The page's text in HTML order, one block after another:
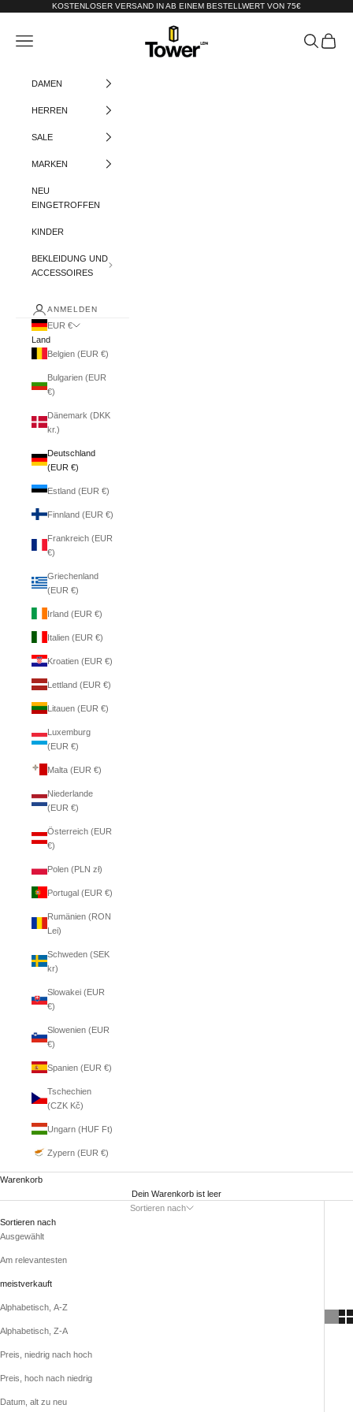
Zum Inhalt springenKOSTENLOSER VERSAND IN AB EINEM BESTELLWERT VON 75€
Tower-London.De
Menü Suchen
DAMEN
HERREN
SALE
MARKEN
NEU
EINGETROFFEN
KINDER
BEKLEIDUNG UND
ACCESSOIRES
ANMELDEN
EUR €
Land
Belgien (EUR €)
Bulgarien (EUR
€)
Dänemark (DKK
kr.)
Deutschland
(EUR €)
Estland (EUR €)
Finnland (EUR €)
Frankreich (EUR
€)
Griechenland
(EUR €)
Irland (EUR €)
Italien (EUR €)
Kroatien (EUR €)
Lettland (EUR €)
Litauen (EUR €)
Luxemburg
(EUR €)
Malta (EUR €)
Niederlande
(EUR €)
Österreich (EUR
€)
Polen (PLN zł)
Portugal (EUR €)
Rumänien (RON
Lei)
Schweden (SEK
kr)
Slowakei (EUR
€)
Slowenien (EUR
€)
Spanien (EUR €)
Tschechien
(CZK Kč)
Ungarn (HUF Ft)
Zypern (EUR €)
Warenkorb
Dein Warenkorb ist leer
Sortieren nach
Sortieren nach
Ausgewählt
Am relevantesten
meistverkauft
Alphabetisch, A-Z
Alphabetisch, Z-A
Preis, niedrig nach hoch
Preis, hoch nach niedrig
Datum, alt zu neu